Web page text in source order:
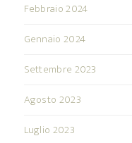
Febbraio 2024
Gennaio 2024
Settembre 2023
Agosto 2023
Luglio 2023